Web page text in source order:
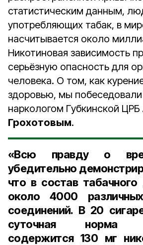
статистическим данным,
употребляющих табак, в
насчитывается около
Никотиновая зависимость
серьёзную опасность для
человека. О том, как
здоровью, мы
наркологом Губкинской ЦРБ
Грохотовым.
«Всю правду о
убедительно
что в состав
около 4000
соединений. В 20
суточная норма
содержится 130 мг